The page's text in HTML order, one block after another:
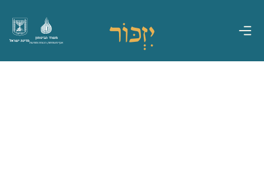
מדינת ישראל
משרד הביטחון
אגף משפחות, הנצחה ומורשת